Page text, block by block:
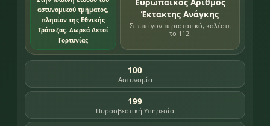
αστυνομικού τμήματος,
πλησίον της Εθνικής
Τράπεζας. Δωρεά Αετοί
Γορτυνίας
Ευρωπαϊκός Αριθμός
Έκτακτης Ανάγκης
Σε επείγον περιστατικό, καλέστε
το 112.
100
Αστυνομία
199
Πυροσβεστική Υπηρεσία